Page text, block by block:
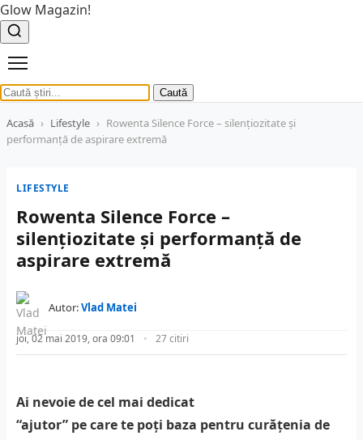
Glow Magazin!
Caută
Acasă › Lifestyle › Rowenta Silence Force – silențiozitate și
performanță de aspirare extremă
LIFESTYLE
Rowenta Silence Force –
silențiozitate și performanță de
aspirare extremă
Autor:Vlad Matei
joi, 02 mai 2019, ora 09:01 27 citiri
Ai nevoie de cel mai dedicat
“ajutor” pe care te poți baza pentru curățenia de